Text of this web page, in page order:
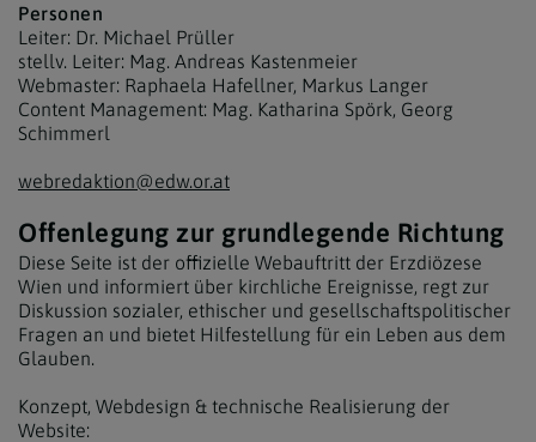
Personen
Leiter: Dr. Michael Prüller
stellv. Leiter: Mag. Andreas Kastenmeier
Webmaster: Raphaela Hafellner, Markus Langer
Content Management: Mag. Katharina Spörk, Georg
Schimmerl
webredaktion@edw.or.at
Offenlegung zur grundlegende Richtung
Diese Seite ist der offizielle Webauftritt der Erzdiözese
Wien und informiert über kirchliche Ereignisse, regt zur
Diskussion sozialer, ethischer und gesellschaftspolitischer
Fragen an und bietet Hilfestellung für ein Leben aus dem
Glauben.
Konzept, Webdesign & technische Realisierung der
Website: